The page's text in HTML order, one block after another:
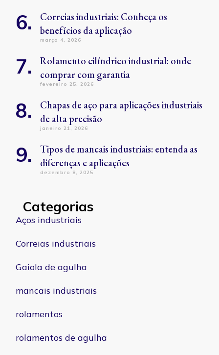
Correias industriais: Conheça os
benefícios da aplicação
março 4, 2026
Rolamento cilíndrico industrial: onde
comprar com garantia
fevereiro 25, 2026
Chapas de aço para aplicações industriais
de alta precisão
janeiro 21, 2026
Tipos de mancais industriais: entenda as
diferenças e aplicações
dezembro 8, 2025
Categorias
Aços industriais
Correias industriais
Gaiola de agulha
mancais industriais
rolamentos
rolamentos de agulha